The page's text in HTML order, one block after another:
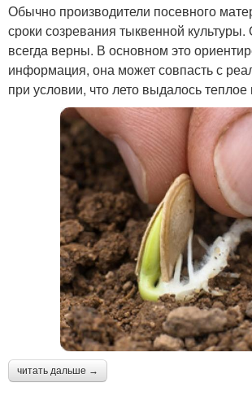
Обычно производители посевного
сроки созревания тыквенной
всегда верны. В основном это
информация, она может совпасть с
при условии, что лето выдалось теплое
читать дальше →